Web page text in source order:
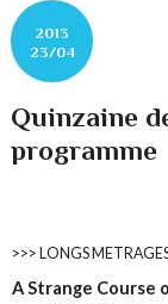
2013
23/04
Quinzaine
programme
>>> LONGS
A Strange Course